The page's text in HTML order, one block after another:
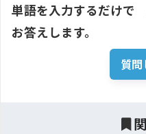
単語を入力するだけで
お答えします。
質問